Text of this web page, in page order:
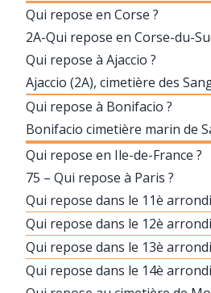
Qui repose en Corse ?
2A-Qui repose en Corse-du-
Qui repose à Ajaccio ?
Ajaccio (2A), cimetière des
Qui repose à Bonifacio ?
Bonifacio cimetière marin de
Qui repose en Ile-de-France ?
75 – Qui repose à Paris ?
Qui repose dans le 11è
Qui repose dans le 12è
Qui repose dans le 13è
Qui repose dans le 14è